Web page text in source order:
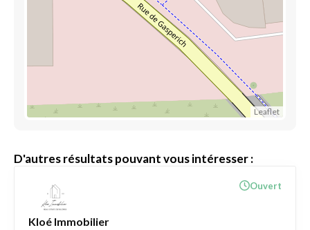
Leaflet
D'autres résultats pouvant vous intéresser :
Kloé Immobilier
Ouvert